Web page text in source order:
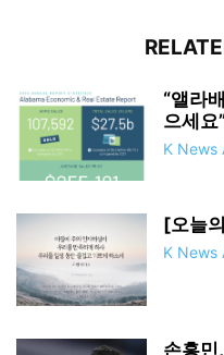
“앨라
으세요
K News
[오늘
K News
손흥민